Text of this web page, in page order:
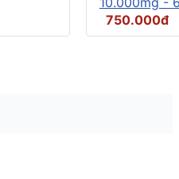
750.000đ